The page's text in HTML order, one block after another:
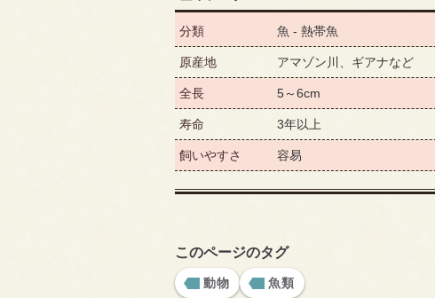
分類 魚 - 熱帯魚
原産地 アマゾン川、ギアナなど
全長 5～6cm
寿命 3年以上
飼いやすさ 容易
このページのタグ
動物 魚類